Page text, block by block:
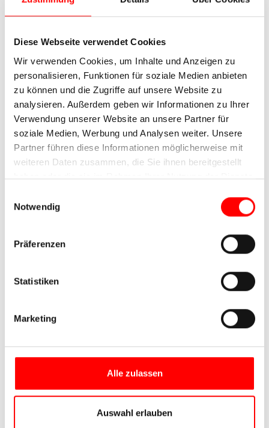
Diese Webseite verwendet Cookies
Wir verwenden Cookies, um Inhalte und Anzeigen zu
personalisieren, Funktionen für soziale Medien anbieten
zu können und die Zugriffe auf unsere Website zu
analysieren. Außerdem geben wir Informationen zu Ihrer
Verwendung unserer Website an unsere Partner für
soziale Medien, Werbung und Analysen weiter. Unsere
Partner führen diese Informationen möglicherweise mit
weiteren Daten zusammen, die Sie ihnen bereitgestellt
haben oder die sie im Rahmen Ihrer Nutzung der Dienste
Notwendig
Präferenzen
Statistiken
Marketing
Alle zulassen
Auswahl erlauben